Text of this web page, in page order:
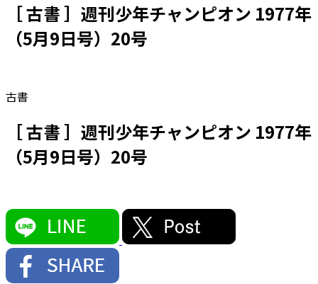
［ 古書 ］週刊少年チャンピオン 1977年
（5月9日号）20号
古書
［ 古書 ］週刊少年チャンピオン 1977年
（5月9日号）20号